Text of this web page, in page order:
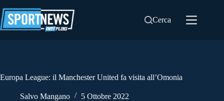
al
contenuto
Cerca
Europa League: il Manchester United fa visita all’Omonia
Salvo Mangano 5 Ottobre 2022